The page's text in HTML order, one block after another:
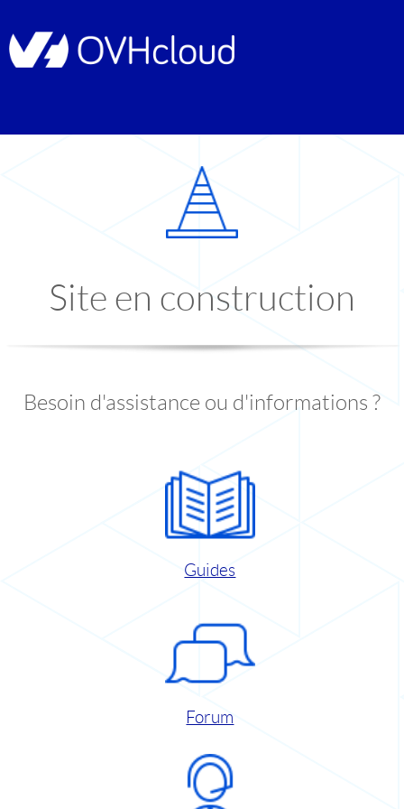
Site en construction
Besoin d'assistance ou d'informations ?
Guides
Forum